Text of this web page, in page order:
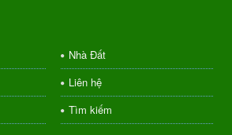
Nhà Đất
Liên hệ
Tìm kiếm